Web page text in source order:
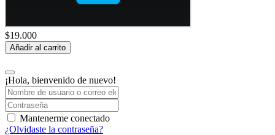
$19.000
Añadir al carrito
¡Hola, bienvenido de nuevo!
Mantenerme conectado
¿Olvidaste la contraseña?